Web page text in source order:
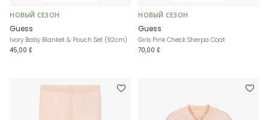
НОВЫЙ СЕЗОН
Guess
Ivory Baby Blanket & Pouch Set (92cm)
45,00 £
НОВЫЙ СЕЗОН
Guess
Girls Pink Check Sherpa Coat
70,00 £